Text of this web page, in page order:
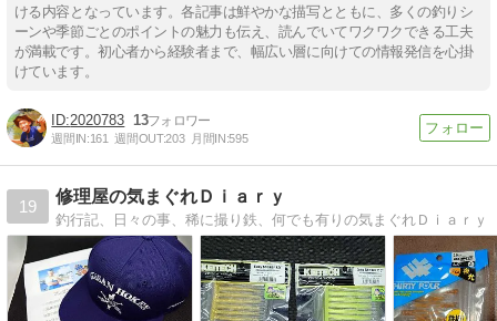
ける内容となっています。各記事は鮮やかな描写とともに、多くの釣りシ
ーンや季節ごとのポイントの魅力も伝え、読んでいてワクワクできる工夫
が満載です。初心者から経験者まで、幅広い層に向けての情報発信を心掛
けています。
2020783 13
週間IN:161 週間OUT:203 月間IN:595
19
修理屋の気まぐれＤｉａｒｙ
釣行記、日々の事、稀に撮り鉄、何でも有りの気まぐれＤｉａｒｙ